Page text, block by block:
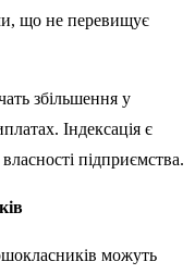
що не перевищує
збільшення у
Індексація є
підприємства.
можуть